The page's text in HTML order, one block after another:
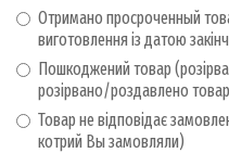
Отримано просроченный
виготовлення із датою
Пошкоджений товар
розірвано/роздавлено
Товар не відповідає
котрий Вы замовляли)